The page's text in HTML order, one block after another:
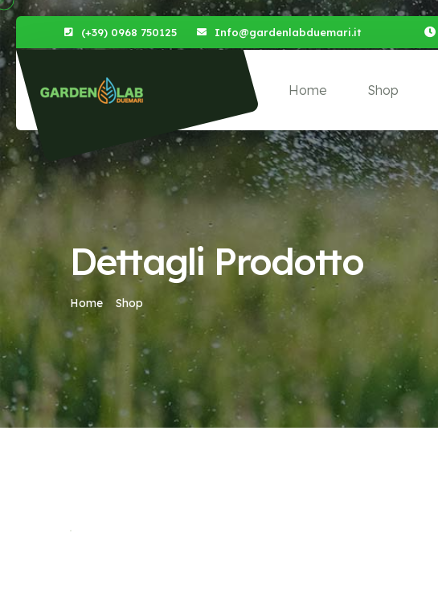
(+39) 0968 750125 Info@gardenlabduemari.it
Home Shop
Dettagli Prodotto
Home Shop